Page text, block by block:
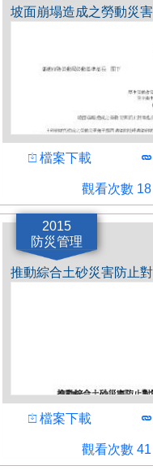
厚生労働省
下載
檔案下載
觀看次數 18
2015
防災管理
推動綜合土砂災害防止
下載
檔案下載
觀看次數 41